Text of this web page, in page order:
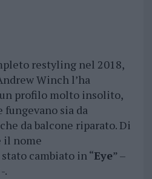
restyling nel 2018,
Winch l’ha
profilo molto insolito,
fungevano sia da
da balcone riparato. Di
il nome
cambiato in “Eye” –
.